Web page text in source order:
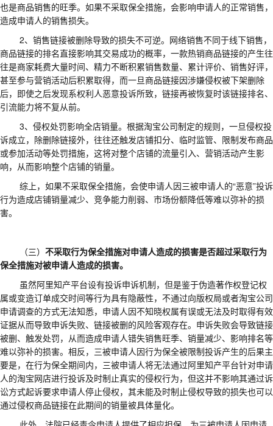
也是商品销售的旺季。如果不采取保全措施，会影响申请人的正常销售，
造成申请人的销售损失。
2、 销售链接被删除导致的损失不可逆。网络销售不同于线下销售，
商品链接的排名直接影响其交易成功的概率，一款热销商品链接的产生往
往是商家耗费大量时间、精力不断积累销售数量、累计评价、销售好评，
甚至参与营销活动后积累取得，而一旦商品链接因涉嫌侵权被下架删除
后，即使之后发现系权利人恶意投诉所致，链接再被恢复时该链接排名、
引流能力将不复从前。
3、 侵权处罚影响全店销量。根据淘宝公司制定的规则，一旦侵权投
诉成立，除删除链接外，往往还触发店铺扣分、临时监管、限制发布商品
或参加活动等处罚措施，这将对整个店铺的流量引入、营销活动产生影
响，从而影响整个店铺的销量。
综上，如果不采取保全措施，会使申请人因三被申请人的“恶意”投诉
行为造成店铺销量减少、竞争能力削弱、市场份额降低等难以弥补的损
害。
（三） 不采取行为保全措施对申请人造成的损害是否超过采取行为
保全措施对被申请人造成的损害。
虽然阿里知产平台设有投诉申诉机制，但是鉴于伪造著作权登记权
属或变造订单成交时间等行为具有隐蔽性，不通过向版权局或者淘宝公司
申请调查的方式无法知悉，申请人因不知晓权属有误或无法及时取得有效
证据从而导致申诉失败、链接被删的风险客观存在。申诉失败会导致链接
被删、触发处罚，从而造成申请人错失销售旺季、销量减少、影响排名等
难以弥补的损害。相反，三被申请人因行为保全被限制投诉产生的后果主
要是，在行为保全期间内，三被申请人将无法通过阿里知产平台针对申请
人的淘宝网店进行投诉及时制止真实的侵权行为，但这并不影响其通过诉
讼方式起诉要求申请人停止侵权，其未能及时制止侵权导致的损失也可以
通过侵权商品链接在此期间的销量被具体量化。